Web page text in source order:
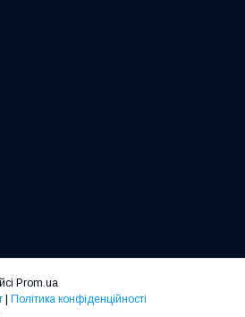
Prom.ua
| Політика конфіденційності